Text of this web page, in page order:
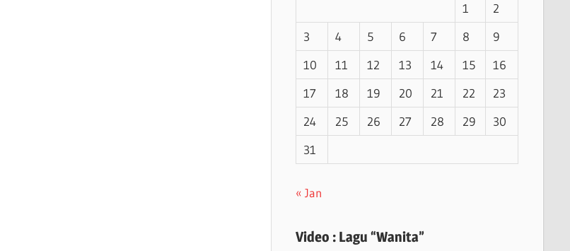
1
2
3
4 5 6 7 8
9
10
11 12 13 14 15
16
17
18 19 20 21 22
23
24
25 26 27 28 29
30
31
« Jan
Video : Lagu “Wanita”